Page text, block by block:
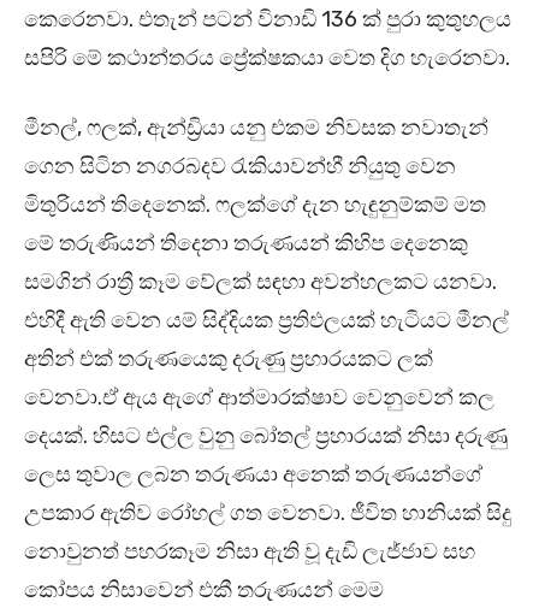
කෙරෙනවා. එතැන් පටන් විනාඩි 136 ක් පුරා කුතුහලය
සපිරි මේ කථාන්තරය ප්‍රේක්ෂකයා වෙත දිග හැරෙනවා.
මීනල්, ෆලක්, ඇන්ඩ්‍රියා යනු එකම නිවසක නවාතැන්
ගෙන සිටින නගරබදව රැකියාවන්හී නියුතු වෙන
මිතුරියන් ‍තිදෙනෙක්. ෆලක්ගේ දැන හැඳුනුම්කම් මත
මේ තරුණියන් තිදෙනා තරුණයන් කිහිප දෙනෙකු
සමගින් රාත්‍රී කෑම වේලක් සඳහා අවන්හලකට යනවා.
එහිදී ඇති වෙන යම් සිද්දියක ප්‍රතිඵලයක් හැටියට මීනල්
අතින් එක් තරුණයෙකු දරුණු ප්‍රහාරයකට ලක්
වෙනවා.ඒ ඇය ඇගේ ආත්මාරක්ෂාව වෙනුවෙන් කල
දෙයක්. හිසට එල්ල වුනු බෝතල් ප්‍රහාරයක් නිසා දරුණු
ලෙස තුවාල ලබන තරුණයා අනෙක් තරුණයන්ගේ
උපකාර ඇතිව රෝහල් ගත වෙනවා. ජීවිත හානියක් සිදු
නොවුනත් පහරකෑම නිසා ඇති වූ දැඩි ලැජ්ජාව සහ
‍කෝපය නිසාවෙන් එකී තරුණයන් මෙම